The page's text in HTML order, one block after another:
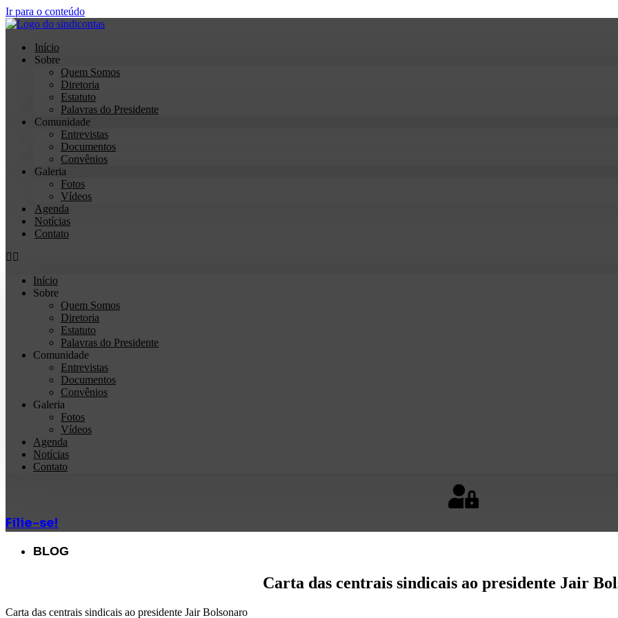
Ir para o conteúdo
Início
Sobre
Quem Somos
Diretoria
Estatuto
Palavras do Presidente
Comunidade
Entrevistas
Documentos
Convênios
Galeria
Fotos
Vídeos
Agenda
Notícias
Contato
Início
Sobre
Quem Somos
Diretoria
Estatuto
Palavras do Presidente
Comunidade
Entrevistas
Documentos
Convênios
Galeria
Fotos
Vídeos
Agenda
Notícias
Contato
Filie-se!
BLOG
Carta das centrais sindicais ao presidente Jair
Carta das centrais sindicais ao presidente Jair Bolsonaro